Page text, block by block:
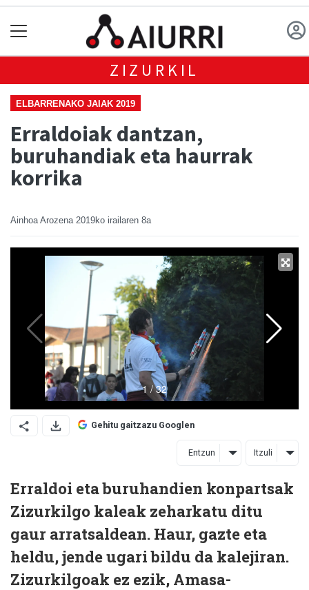
ZIZURKIL
ELBARRENAKO JAIAK 2019
Erraldoiak dantzan,
buruhandiak eta haurrak
korrika
Ainhoa Arozena 2019ko irailaren 8a
Gehitu gaitzazu Googlen
Entzun Itzuli
Erraldoi eta buruhandien konpartsak
Zizurkilgo kaleak zeharkatu ditu
gaur arratsaldean. Haur, gazte eta
heldu, jende ugari bildu da kalejiran.
Zizurkilgoak ez ezik, Amasa-